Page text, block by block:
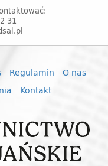
31
Regulamin
O nas
Kontakt